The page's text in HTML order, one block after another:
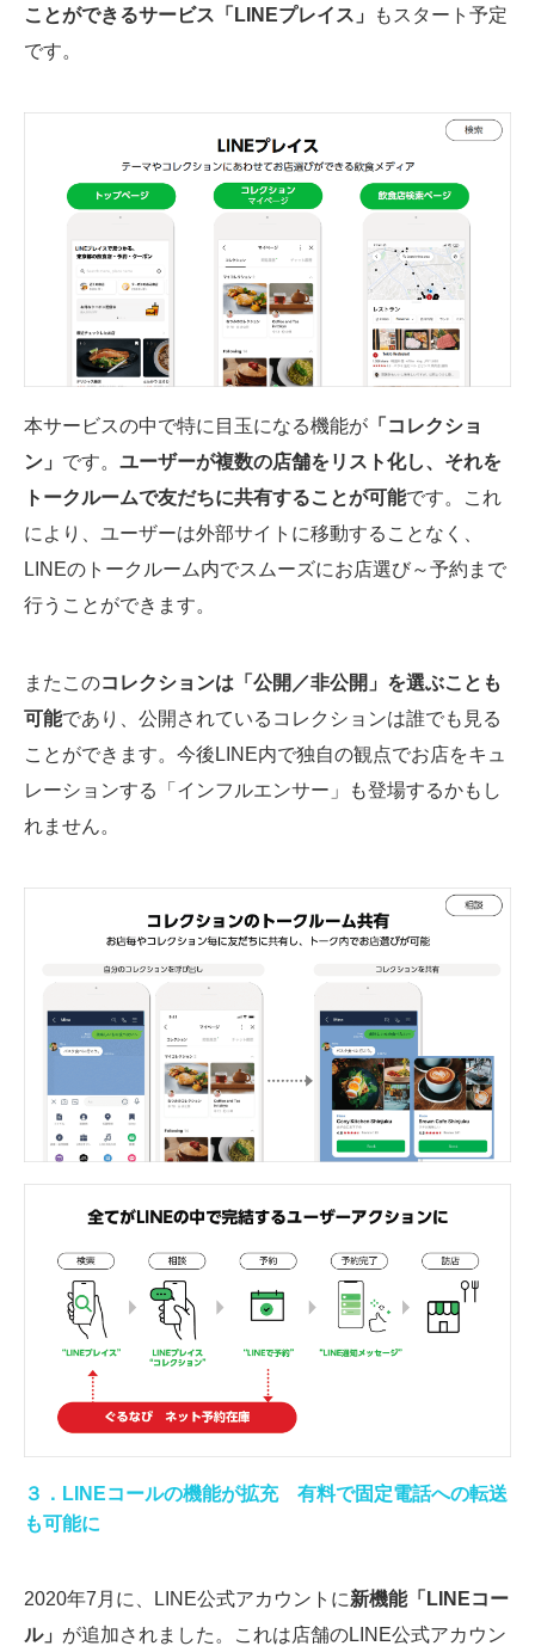
ことができるサービス「LINEプレイス」
もスタート予定
です。
本サービスの中で特に目玉になる機能が 「コレクショ
ン」 です。 ユーザーが複数の店舗をリスト化し、それを
トークルームで友だちに共有することが可能です。これ
により、ユーザーは外部サイトに移動することなく、
LINEのトークルーム内でスムーズにお店選び～予約まで
行うことができます。
またこのコレクションは「公開／非公開」を選ぶことも
可能であり、公開されているコレクションは誰でも見る
ことができます。今後LINE内で独自の観点でお店をキュ
レーションする「インフルエンサー」も登場するかもし
れません。
３．LINEコールの機能が拡充 有料で固定電話への転送
も可能に
2020年7月に、LINE公式アカウントに新機能「LINEコー
ル」 が追加されました。これは店舗のLINE公式アカウン